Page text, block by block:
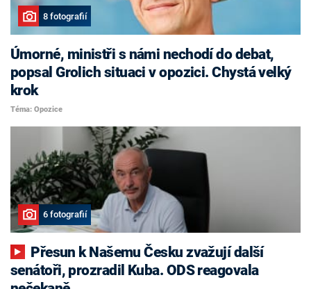
8 fotografií
Úmorné, ministři s námi nechodí do debat,
popsal Grolich situaci v opozici. Chystá velký
krok
Téma: Opozice
6 fotografií
senátoři, prozradil Kuba. ODS reagovala